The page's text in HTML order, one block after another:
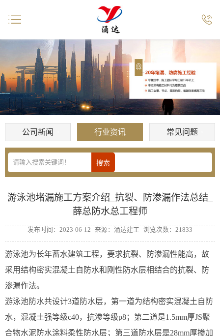
公司新闻 行业资讯 常见问题
游泳池堵漏施工方案介绍_抗裂、防渗漏作法总结_
薛总防水总工程师
发布时间：2023-06-12 来源：涌达建工 浏览次数：21833
游泳池为长年蓄水建筑工程，要求抗裂、防渗漏性能高，故
采用结构密实混凝土自防水和刚性防水层相结合的抗裂、防
渗漏作法。
游泳池防水共设计3道防水层，第一道为结构密实混凝土自防
水，混凝土强等级c40，抗渗等级p8；第二道是1.5mm厚JS聚
合物水泥防水涂料柔性防水层；第三道防水层是28mm厚掺加
 